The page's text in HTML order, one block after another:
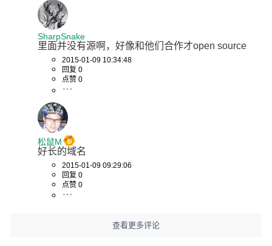
SharpSnake
里面并没有源啊，好像和他们合作才open source
2015-01-09 10:34:48
回复 0
点赞 0
松鼠M
好长的域名
2015-01-09 09:29:06
回复 0
点赞 0
查看更多评论